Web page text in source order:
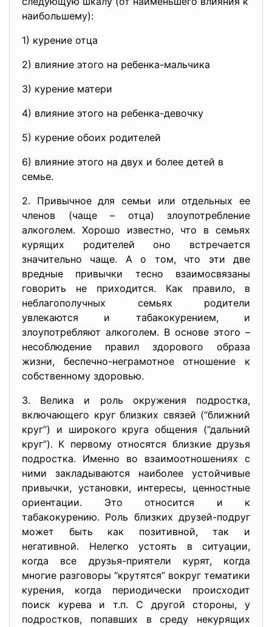
наибольшему):
1) курение отца
2) влияние этого на ребенка-мальчика
3) курение матери
4) влияние этого на ребенка-девочку
5) курение обоих родителей
6) влияние этого на двух и более детей в
семье.
2. Привычное для семьи или отдельных ее
членов (чаще – отца) злоупотребление
алкоголем. Хорошо известно, что в семьях
курящих родителей оно встречается
значительно чаще. А о том, что эти две
вредные привычки тесно взаимосвязаны
говорить не приходится. Как правило, в
неблагополучных семьях родители
увлекаются и табакокурением, и
злоупотребляют алкоголем. В основе этого –
несоблюдение правил здорового образа
жизни, беспечно-неграмотное отношение к
собственному здоровью.
3. Велика и роль окружения подростка,
включающего круг близких связей (“ближний
круг”) и широкого круга общения (“дальний
круг”). К первому относятся близкие друзья
подростка. Именно во взаимоотношениях с
ними закладываются наиболее устойчивые
привычки, установки, интересы, ценностные
ориентации. Это относится и к
табакокурению. Роль близких друзей-подруг
может быть как позитивной, так и
негативной. Нелегко устоять в ситуации,
когда все друзья-приятели курят, когда
многие разговоры “крутятся” вокруг тематики
курения, когда периодически происходит
поиск курева и т.п. С другой стороны, у
подростков, попавших в среду некурящих